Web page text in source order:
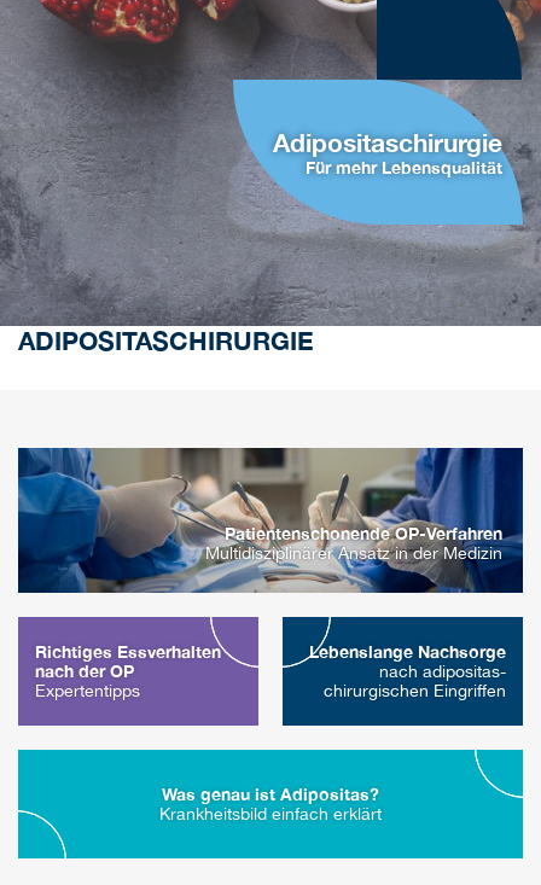
Adipositaschirurgie
Für mehr Lebensqualität
ADIPOSITASCHIRURGIE
Patientenschonende OP-Verfahren
Multidisziplinärer Ansatz in der Medizin
Richtiges Essverhalten
nach der OP
Expertentipps
Lebenslange Nachsorge
nach adipositas­
chirurgischen Eingriffen
Was genau ist Adipositas?
Krankheitsbild einfach erklärt